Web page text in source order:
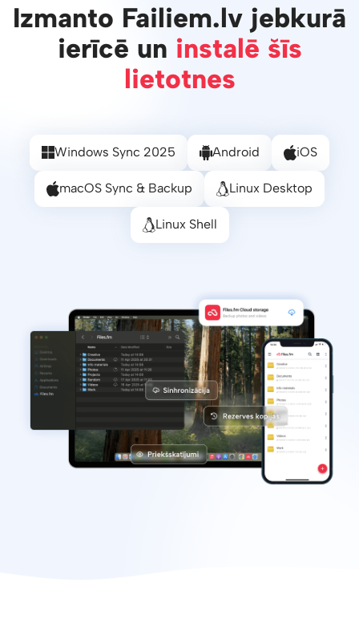
Izmanto Failiem.lv jebkurā
ierīcē un instalē šīs
lietotnes
Windows Sync 2025 Android iOS
macOS Sync & Backup Linux Desktop
Linux Shell